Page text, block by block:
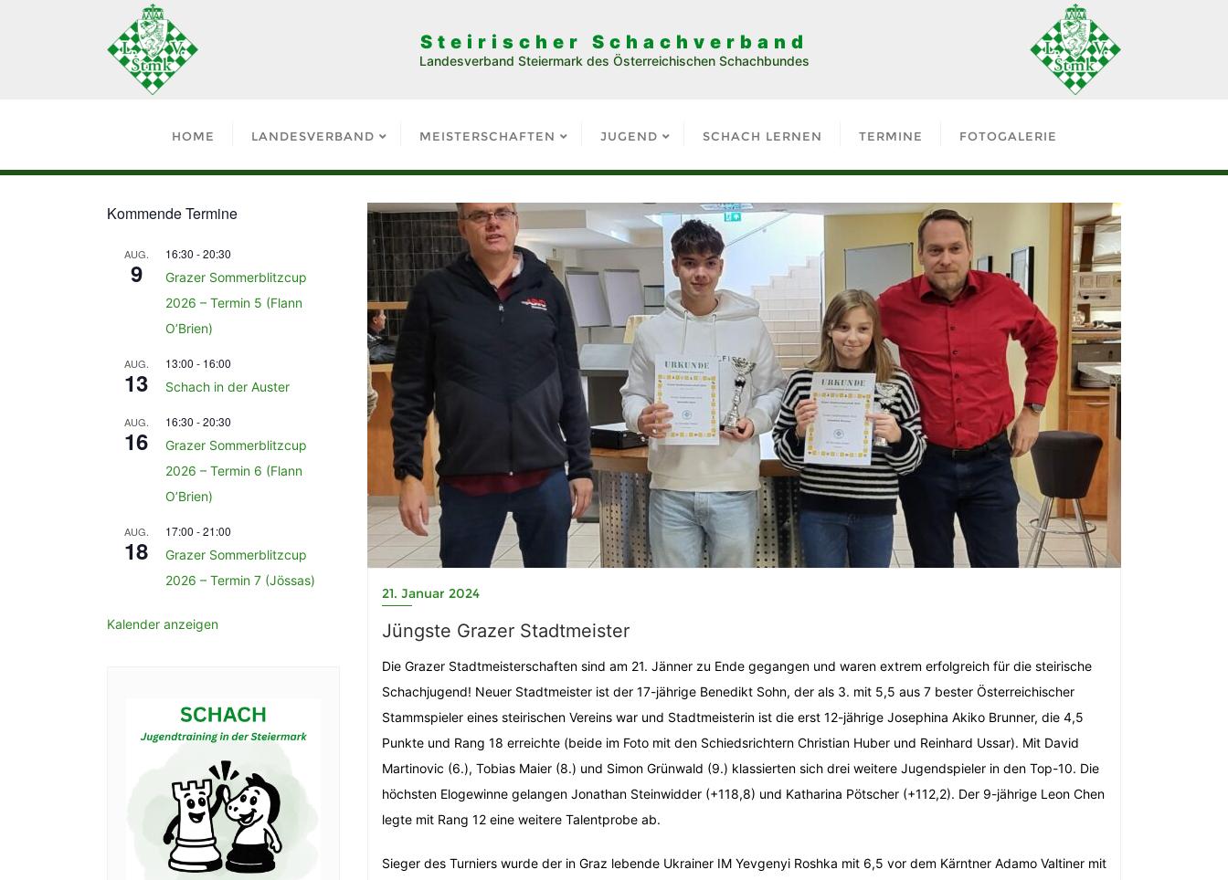
Steirischer Schachverband
Landesverband Steiermark des Österreichischen Schachbundes
HOME LANDESVERBAND MEISTERSCHAFTEN JUGEND SCHACH LERNEN TERMINE FOTOGALERIE
21. Januar 2024
Jüngste Grazer Stadtmeister
Die Grazer Stadtmeisterschaften sind am 21. Jänner zu Ende gegangen und waren extrem erfolgreich für die steirische
Schachjugend! Neuer Stadtmeister ist der 17-jährige Benedikt Sohn, der als 3. mit 5,5 aus 7 bester Österreichischer
Stammspieler eines steirischen Vereins war und Stadtmeisterin ist die erst 12-jährige Josephina Akiko Brunner, die 4,5
Punkte und Rang 18 erreichte (beide im Foto mit den Schiedsrichtern Christian Huber und Reinhard Ussar). Mit David
Martinovic (6.), Tobias Maier (8.) und Simon Grünwald (9.) klassierten sich drei weitere Jugendspieler in den Top-10. Die
höchsten Elogewinne gelangen Jonathan Steinwidder (+118,8) und Katharina Pötscher (+112,2). Der 9-jährige Leon Chen
legte mit Rang 12 eine weitere Talentprobe ab.
Sieger des Turniers wurde der in Graz lebende Ukrainer IM Yevgenyi Roshka mit 6,5 vor dem Kärntner Adamo Valtiner mit
Kommende Termine
AUG.
9
16:30 -20:30
Grazer Sommerblitzcup
2026 – Termin 5 (Flann
O’Brien)
AUG.
13
13:00 - 16:00
Schach in der Auster
AUG.
16
16:30 -20:30
Grazer Sommerblitzcup
2026 – Termin 6 (Flann
O’Brien)
AUG.
18
17:00 -21:00
Grazer Sommerblitzcup
2026 – Termin 7 (Jössas)
Kalender anzeigen